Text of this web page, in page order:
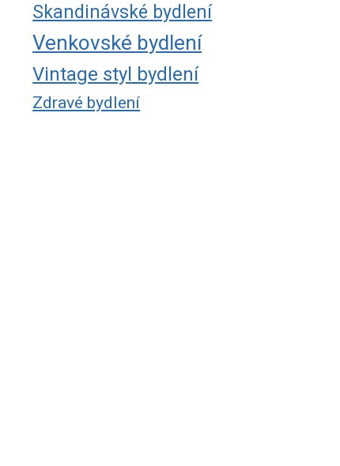
Skandinávské bydlení
Venkovské bydlení
Vintage styl bydlení
Zdravé bydlení